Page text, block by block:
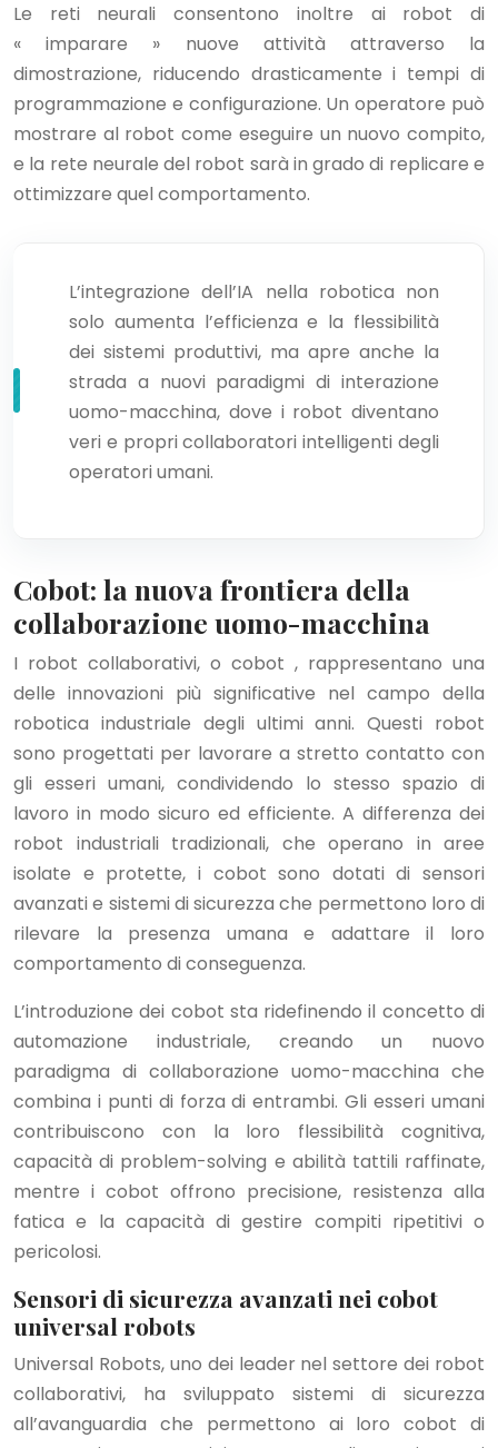
Le reti neurali consentono inoltre ai robot di
« imparare » nuove attività attraverso la
dimostrazione, riducendo drasticamente i tempi di
programmazione e configurazione. Un operatore può
mostrare al robot come eseguire un nuovo compito,
e la rete neurale del robot sarà in grado di replicare e
ottimizzare quel comportamento.
L’integrazione dell’IA nella robotica non
solo aumenta l’efficienza e la flessibilità
dei sistemi produttivi, ma apre anche la
strada a nuovi paradigmi di interazione
uomo-macchina, dove i robot diventano
veri e propri collaboratori intelligenti degli
operatori umani.
Cobot: la nuova frontiera della
collaborazione uomo-macchina
I robot collaborativi, o cobot , rappresentano una
delle innovazioni più significative nel campo della
robotica industriale degli ultimi anni. Questi robot
sono progettati per lavorare a stretto contatto con
gli esseri umani, condividendo lo stesso spazio di
lavoro in modo sicuro ed efficiente. A differenza dei
robot industriali tradizionali, che operano in aree
isolate e protette, i cobot sono dotati di sensori
avanzati e sistemi di sicurezza che permettono loro di
rilevare la presenza umana e adattare il loro
comportamento di conseguenza.
L’introduzione dei cobot sta ridefinendo il concetto di
automazione industriale, creando un nuovo
paradigma di collaborazione uomo-macchina che
combina i punti di forza di entrambi. Gli esseri umani
contribuiscono con la loro flessibilità cognitiva,
capacità di problem-solving e abilità tattili raffinate,
mentre i cobot offrono precisione, resistenza alla
fatica e la capacità di gestire compiti ripetitivi o
pericolosi.
Sensori di sicurezza avanzati nei cobot
universal robots
Universal Robots, uno dei leader nel settore dei robot
collaborativi, ha sviluppato sistemi di sicurezza
all’avanguardia che permettono ai loro cobot di